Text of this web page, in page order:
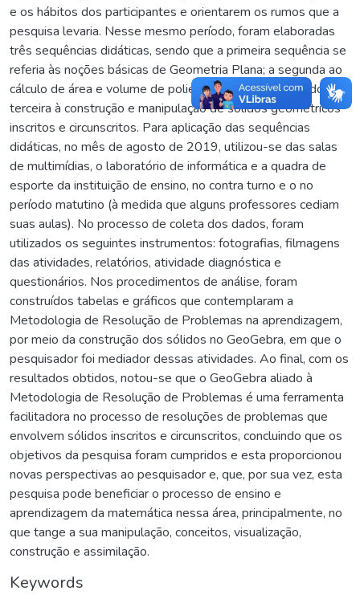
e os hábitos dos participantes e orientarem os rumos que a
pesquisa levaria. Nesse mesmo período, foram elaboradas
três sequências didáticas, sendo que a primeira sequência se
referia às noções básicas de Geometria Plana; a segunda ao
cálculo de área e volume de poliedros e sólidos redondos; a
terceira à construção e manipulação de sólidos geométricos
inscritos e circunscritos. Para aplicação das sequências
didáticas, no mês de agosto de 2019, utilizou-se das salas
de multimídias, o laboratório de informática e a quadra de
esporte da instituição de ensino, no contra turno e o no
período matutino (à medida que alguns professores cediam
suas aulas). No processo de coleta dos dados, foram
utilizados os seguintes instrumentos: fotografias, filmagens
das atividades, relatórios, atividade diagnóstica e
questionários. Nos procedimentos de análise, foram
construídos tabelas e gráficos que contemplaram a
Metodologia de Resolução de Problemas na aprendizagem,
por meio da construção dos sólidos no GeoGebra, em que o
pesquisador foi mediador dessas atividades. Ao final, com os
resultados obtidos, notou-se que o GeoGebra aliado à
Metodologia de Resolução de Problemas é uma ferramenta
facilitadora no processo de resoluções de problemas que
envolvem sólidos inscritos e circunscritos, concluindo que os
objetivos da pesquisa foram cumpridos e esta proporcionou
novas perspectivas ao pesquisador e, que, por sua vez, esta
pesquisa pode beneficiar o processo de ensino e
aprendizagem da matemática nessa área, principalmente, no
que tange a sua manipulação, conceitos, visualização,
construção e assimilação.
Keywords